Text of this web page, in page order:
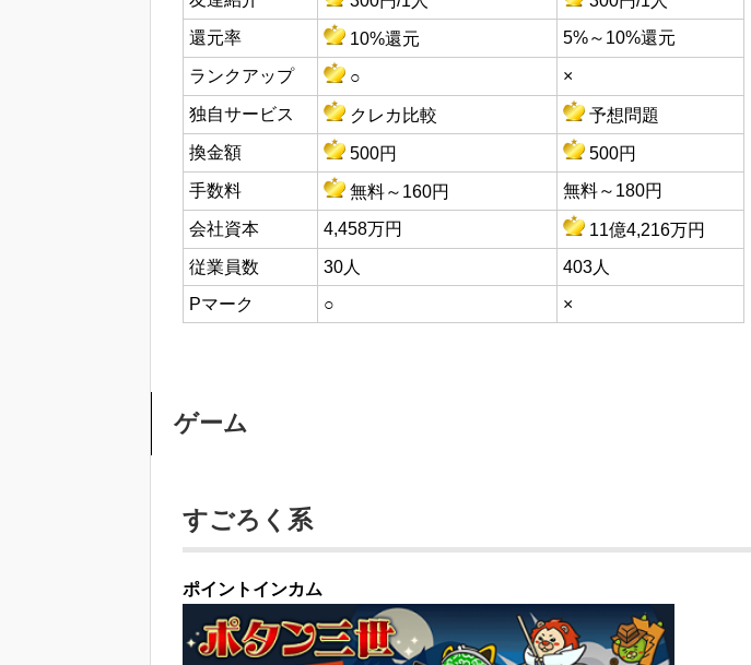
還元率
10%還元 5%～10%還元
ランクアップ ○ ×
独自サービス クレカ比較
予想問題
換金額
500円
500円
手数料
無料～160円 無料～180円
会社資本 4,458万円
11億4,216万円
従業員数
30人
403人
Pマーク
○ ×
ゲーム
すごろく系
ポイントインカム